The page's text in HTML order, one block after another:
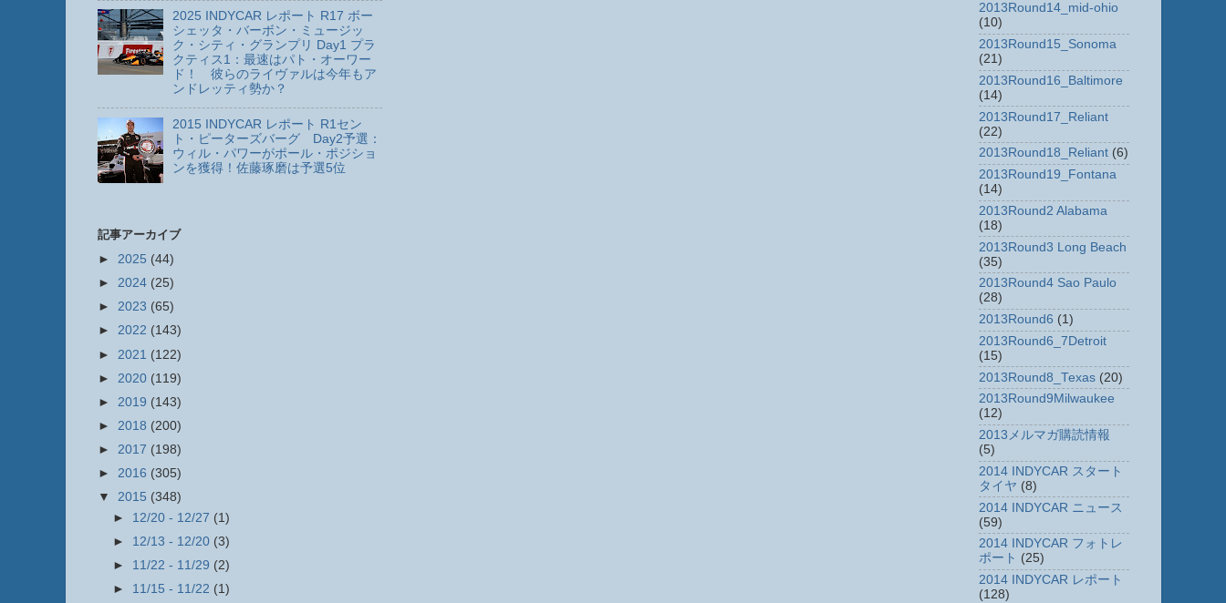
2025 INDYCAR レポート R17 ボー
シェッタ・バーボン・ミュージッ
ク・シティ・グランプリ Day1 プラ
クティス1：最速はパト・オーワー
ド！ 彼らのライヴァルは今年もア
ンドレッティ勢か？
2015 INDYCAR レポート R1セン
ト・ピーターズバーグ Day2予選：
ウィル・パワーがポール・ポジショ
ンを獲得！佐藤琢磨は予選5位
記事アーカイブ
► 2025 (44)
► 2024 (25)
► 2023 (65)
► 2022 (143)
► 2021 (122)
► 2020 (119)
► 2019 (143)
► 2018 (200)
► 2017 (198)
► 2016 (305)
▼ 2015 (348)
► 12/20 - 12/27 (1)
► 12/13 - 12/20 (3)
► 11/22 - 11/29 (2)
► 11/15 - 11/22 (1)
2013Round14_mid-ohio
(10)
2013Round15_Sonoma
(21)
2013Round16_Baltimore
(14)
2013Round17_Reliant
(22)
2013Round18_Reliant (6)
2013Round19_Fontana
(14)
2013Round2 Alabama
(18)
2013Round3 Long Beach
(35)
2013Round4 Sao Paulo
(28)
2013Round6 (1)
2013Round6_7Detroit
(15)
2013Round8_Texas (20)
2013Round9Milwaukee
(12)
2013メルマガ購読情報
(5)
2014 INDYCAR スタート
タイヤ (8)
2014 INDYCAR ニュース
(59)
2014 INDYCAR フォトレ
ポート (25)
2014 INDYCAR レポート
(128)